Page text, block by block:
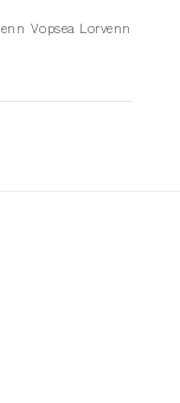
Vopsea Lorvenn